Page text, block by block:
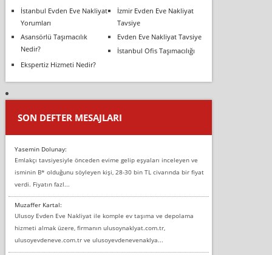
İstanbul Evden Eve Nakliyat
Yorumları
İzmir Evden Eve Nakliyat
Tavsiye
Asansörlü Taşımacılık
Nedir?
Evden Eve Nakliyat Tavsiye
İstanbul Ofis Taşımacılığı
Ekspertiz Hizmeti Nedir?
SON DEFTER MESAJLARI
Yasemin Dolunay:
Emlakçı tavsiyesiyle önceden evime gelip eşyaları inceleyen ve
isminin B* olduğunu söyleyen kişi, 28-30 bin TL civarında bir fiyat
verdi. Fiyatın fazl...
Muzaffer Kartal:
Ulusoy Evden Eve Nakliyat ile komple ev taşıma ve depolama
hizmeti almak üzere, firmanın ulusoynaklyat.com.tr,
ulusoyevdeneve.com.tr ve ulusoyevdenevenaklya...